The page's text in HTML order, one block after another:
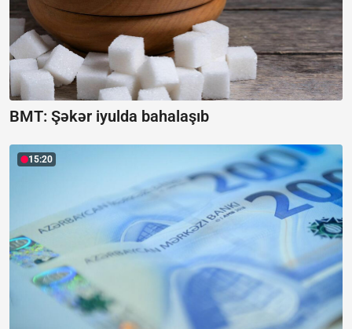
BMT: Şəkər iyulda bahalaşıb
15:20